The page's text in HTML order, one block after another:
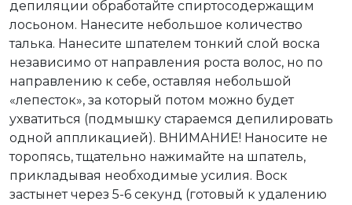
депиляции обработайте спиртосодержащим
лосьоном. Нанесите небольшое количество
талька. Нанесите шпателем тонкий слой воска
независимо от направления роста волос, но по
направлению к себе, оставляя небольшой
«лепесток», за который потом можно будет
ухватиться (подмышку стараемся депилировать
одной аппликацией). ВНИМАНИЕ! Наносите не
торопясь, тщательно нажимайте на шпатель,
прикладывая необходимые усилия. Воск
застынет через 5-6 секунд (готовый к удалению